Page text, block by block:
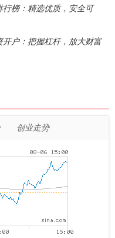
榜：精选优质，安全可
户：把握杠杆，放大财富
创业走势